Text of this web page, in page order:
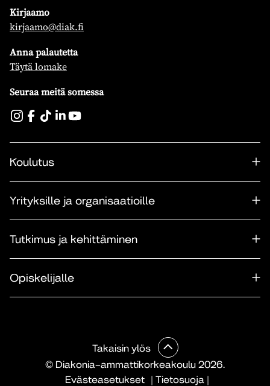
Kirjaamo
kirjaamo@diak.fi
Anna palautetta
Täytä lomake
Seuraa meitä somessa
Koulutus
Yrityksille ja organisaatioille
Tutkimus ja kehittäminen
Opiskelijalle
© Diakonia–ammattikorkeakoulu 2026.
Evästeasetukset
| Tietosuoja |
Takaisin ylös